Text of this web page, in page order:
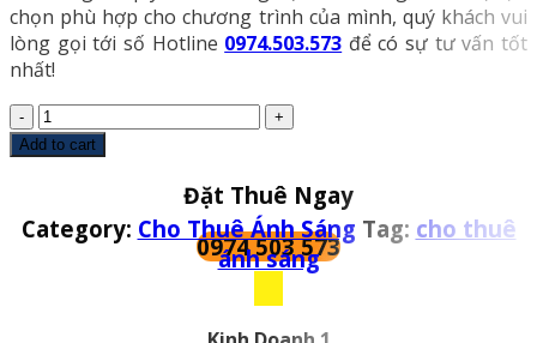
chọn phù hợp cho chương trình của mình, quý khách vui
lòng gọi tới số Hotline 0974.503.573 để có sự tư vấn tốt
nhất!
Cho
thuê
sự
kiện
Add to cart
Đặt Thuê Ngay
0974 503 573
Category: Cho Thuê Ánh Sáng Tag: cho thuê
ánh sáng